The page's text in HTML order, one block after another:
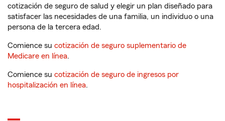
cotización de seguro de salud y elegir un plan diseñado para
satisfacer las necesidades de una familia, un individuo o una
persona de la tercera edad.
Comience su cotización de seguro suplementario de
Medicare en línea.
Comience su cotización de seguro de ingresos por
hospitalización en línea.